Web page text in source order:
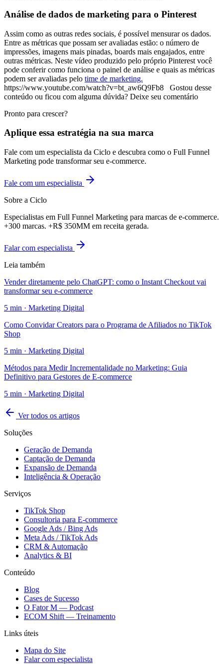
Análise de dados de marketing para o Pinterest
Assim como as outras redes sociais, é possível mensurar os dados.
Entre as métricas que possam ser avaliadas estão: o número de
impressões, imagens mais pinadas, boards mais engajados, entre
outras métricas. Neste vídeo produzido pelo próprio Pinterest você
pode conferir como funciona o painel de análise e quais as métricas
podem ser avaliadas pelo time de marketing.
https://www.youtube.com/watch?v=bt_aw6Q9Fb8 Gostou desse
conteúdo ou ficou com alguma dúvida? Deixe seu comentário
Pronto para crescer?
Aplique essa estratégia na sua marca
Fale com um especialista da Ciclo e descubra como o Full Funnel
Marketing pode transformar seu e-commerce.
Fale com um especialista
Sobre a Ciclo
Especialistas em Full Funnel Marketing para marcas de e-commerce.
+300 marcas. +R$ 350MM em receita gerada.
Falar com especialista
Leia também
Vender diretamente pelo ChatGPT: como o Instant Checkout vai
transformar seu e-commerce
5 min · Marketing Digital
Como Convidar Creators para o Programa de Afiliados no TikTok
Shop
5 min · Marketing Digital
Métodos para Medir Incrementalidade no Marketing: Guia
Definitivo para Gestores de E-commerce
5 min · Marketing Digital
Ver todos os artigos
Soluções
Geração de Demanda
Captação de Demanda
Expansão de Demanda
Inteligência & Operação
Serviços
TikTok Shop
Consultoria para E-commerce
Google Ads / Bing Ads
Meta Ads / TikTok Ads
CRM & Automação
Analytics & BI
Conteúdo
Blog
Cases de Sucesso
O Fator M — Podcast
ECOM Shift — Treinamento
Links úteis
Mapa do Site
Falar com especialista